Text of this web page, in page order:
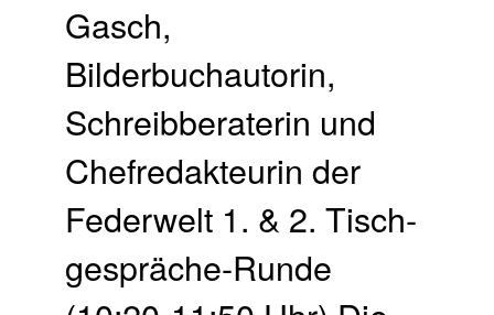
Gasch,
Bilderbuchautorin,
Schreibberaterin und
Chefredakteurin der
Federwelt 1. & 2. Tisch­
gespräche-Runde